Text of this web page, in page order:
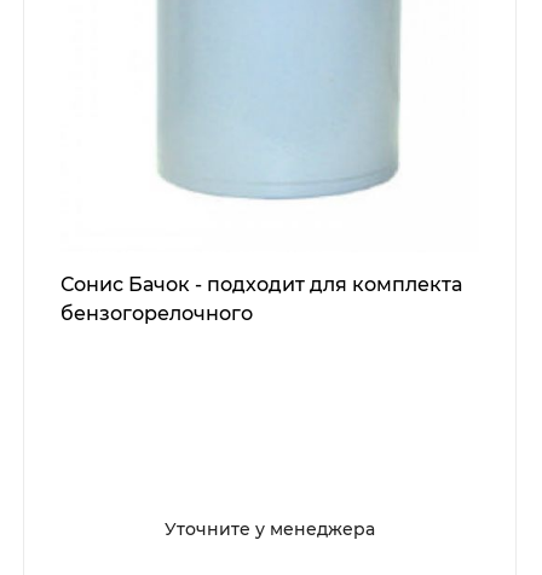
Сонис Бачок - подходит для комплекта
бензогорелочного
Уточните у менеджера